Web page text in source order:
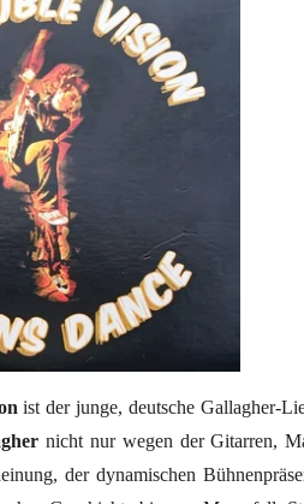
ist der junge, deutsche Gallagher-
nicht nur wegen der Gitarren,
der dynamischen